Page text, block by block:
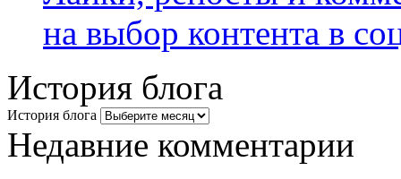
на выбор контента в
История блога
История блога
Недавние комментарии